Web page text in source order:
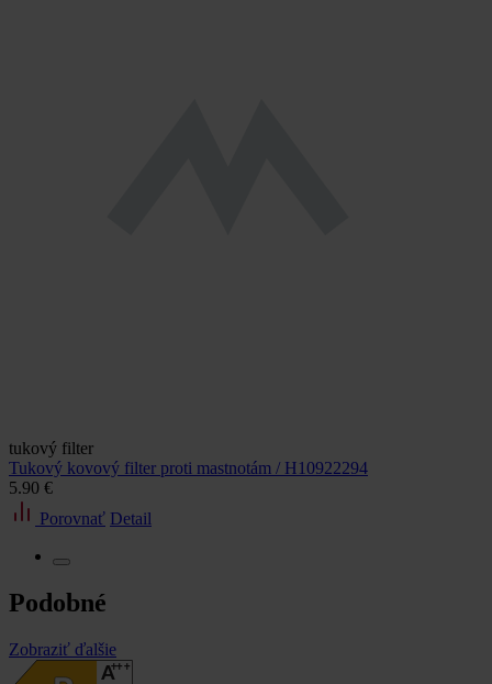
tukový filter
Tukový kovový filter proti mastnotám / H10922294
5.90 €
Porovnať Detail
Podobné
Zobraziť ďalšie